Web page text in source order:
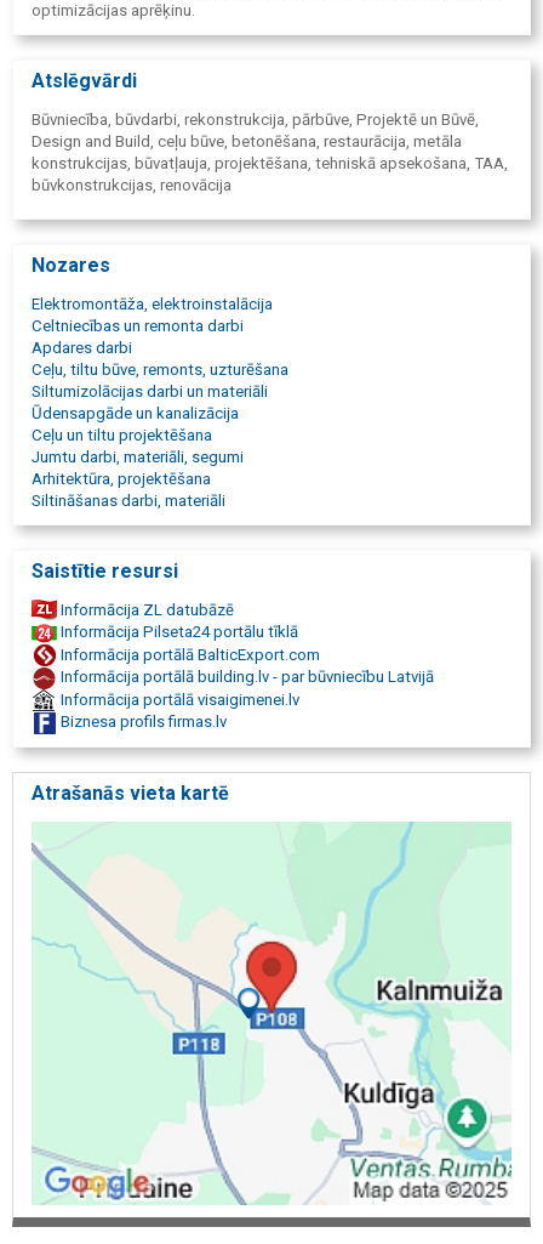
optimizācijas aprēķinu.
Atslēgvārdi
Būvniecība, būvdarbi, rekonstrukcija, pārbūve, Projektē un Būvē,
Design and Build, ceļu būve, betonēšana, restaurācija, metāla
konstrukcijas, būvatļauja, projektēšana, tehniskā apsekošana, TAA,
būvkonstrukcijas, renovācija
Nozares
Elektromontāža, elektroinstalācija
Celtniecības un remonta darbi
Apdares darbi
Ceļu, tiltu būve, remonts, uzturēšana
Siltumizolācijas darbi un materiāli
Ūdensapgāde un kanalizācija
Ceļu un tiltu projektēšana
Jumtu darbi, materiāli, segumi
Arhitektūra, projektēšana
Siltināšanas darbi, materiāli
Saistītie resursi
Informācija ZL datubāzē
Informācija Pilseta24 portālu tīklā
Informācija portālā BalticExport.com
Informācija portālā building.lv - par būvniecību Latvijā
Informācija portālā visaigimenei.lv
Biznesa profils firmas.lv
Atrašanās vieta kartē